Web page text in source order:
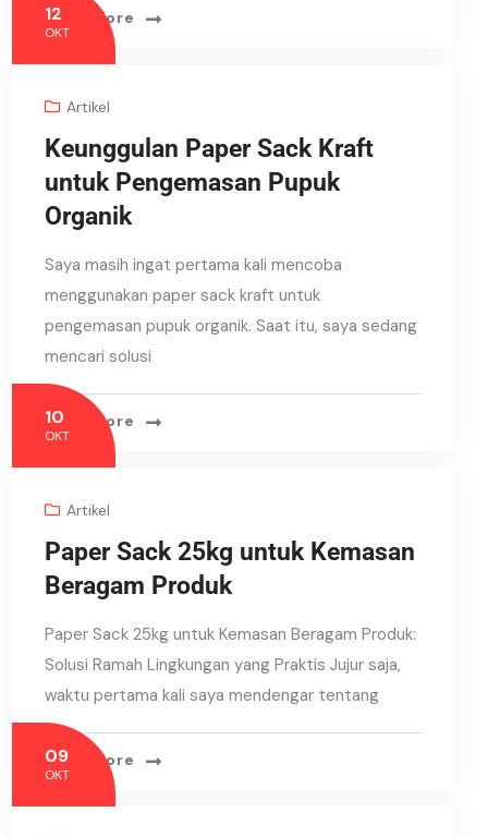
Read More
12
OKT
Artikel
Keunggulan Paper Sack Kraft
untuk Pengemasan Pupuk
Organik
Saya masih ingat pertama kali mencoba
menggunakan paper sack kraft untuk
pengemasan pupuk organik. Saat itu, saya sedang
mencari solusi
Read More
10
OKT
Artikel
Paper Sack 25kg untuk Kemasan
Beragam Produk
Paper Sack 25kg untuk Kemasan Beragam Produk:
Solusi Ramah Lingkungan yang Praktis Jujur saja,
waktu pertama kali saya mendengar tentang
Read More
09
OKT